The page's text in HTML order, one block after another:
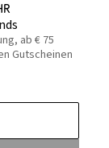
ab € 75
Gutscheinen